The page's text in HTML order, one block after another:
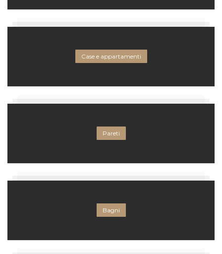
Case e appartamenti
Pareti
Bagni